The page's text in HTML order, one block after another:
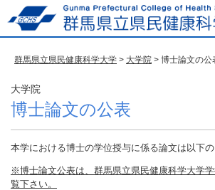
群馬県立県民健康科学大学 > 大学院 > 博士論文の公
大学院
博士論文の公表
本学における博士の学位授与に係る論文は以下の
※博士論文公表は、群馬県立県民健康科学大学
覧下さい。